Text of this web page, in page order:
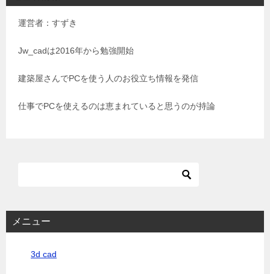
ゲ
運営者：すずき
Jw_cadは2016年から勉強開始
建築屋さんでPCを使う人のお役立ち情報を発信
仕事でPCを使えるのは恵まれていると思うのが持論
メニュー
3d cad